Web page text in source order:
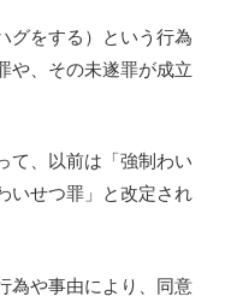
グをする）という行為
や、その未遂罪が成立
て、以前は「強制わい
いせつ罪」と改定され
為や事由により、同意